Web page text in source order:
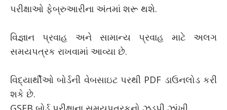
પરીક્ષાઓ ફેબ્રુઆરીના અંતમાં શરૂ થશે.
વિજ્ઞાન પ્રવાહ અને સામાન્ય પ્રવાહ માટે અલગ
સમયપત્રક રાખવામાં આવ્યા છે.
વિદ્યાર્થીઓ બોર્ડની વેબસાઇટ પરથી PDF ડાઉનલોડ કરી
શકે છે.